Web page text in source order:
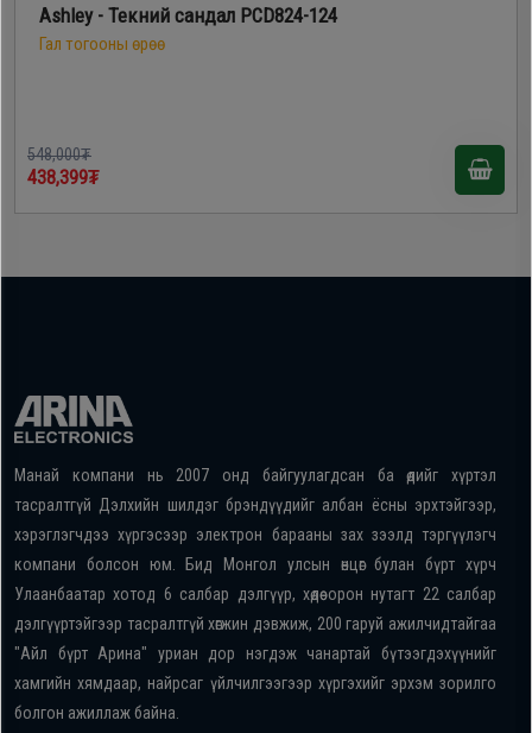
Ashley - Текний сандал PCD824-124
Гал тогооны өрөө
548,000₮
438,399₮
Манай компани нь 2007 онд байгуулагдсан ба өдийг хүртэл
тасралтгүй Дэлхийн шилдэг брэндүүдийг албан ёсны эрхтэйгээр,
хэрэглэгчдээ хүргэсээр электрон барааны зах зээлд тэргүүлэгч
компани болсон юм. Бид Монгол улсын өнцөг булан бүрт хүрч
Улаанбаатар хотод 6 салбар дэлгүүр, хөдөө орон нутагт 22 салбар
дэлгүүртэйгээр тасралтгүй хөгжин дэвжиж, 200 гаруй ажилчидтайгаа
"Айл бүрт Арина" уриан дор нэгдэж чанартай бүтээгдэхүүнийг
хамгийн хямдаар, найрсаг үйлчилгээгээр хүргэхийг эрхэм зорилго
болгон ажиллаж байна.